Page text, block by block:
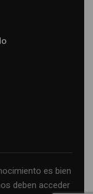
es bien
deben acceder